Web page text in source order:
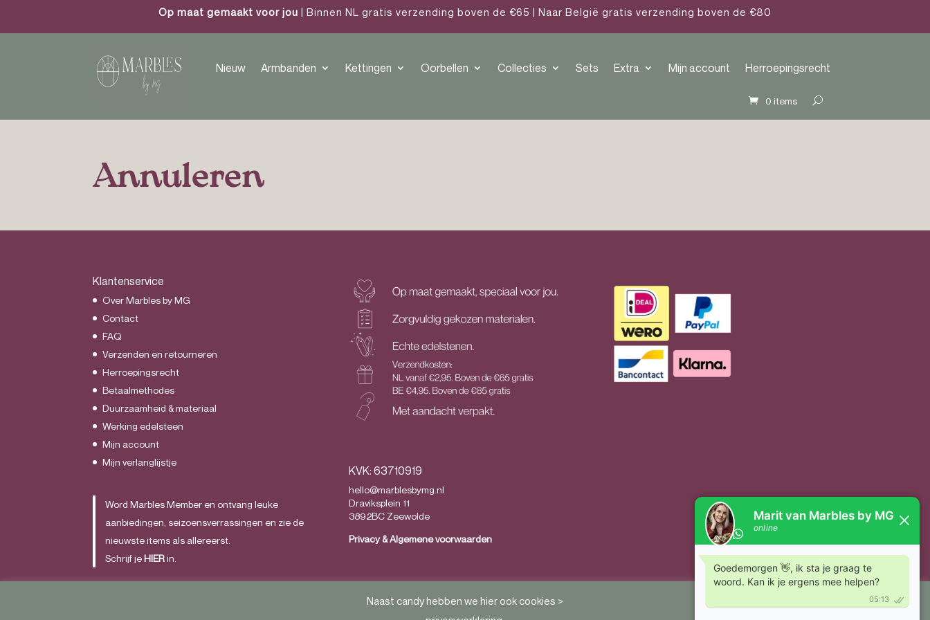
Op maat gemaakt voor jou | Binnen NL gratis verzending boven de €65 | Naar België gratis verzending boven de €80
Nieuw Armbanden Kettingen Oorbellen Collecties Sets Extra Mijn account Herroepingsrecht
0 items
Annuleren
Klantenservice
Over Marbles by MG
Contact
FAQ
Verzenden en retourneren
Herroepingsrecht
Betaalmethodes
Duurzaamheid & materiaal
Werking edelsteen
Mijn account
Mijn verlanglijstje
Word Marbles Member en ontvang leuke
aanbiedingen, seizoensverrassingen en zie de
nieuwste items als allereerst.
Schrijf jeHIERin.
KVK: 63710919
hello@marblesbymg.nl
Draviksplein 11
3892BC Zeewolde
Privacy&Algemene voorwaarden
Naast candy hebben we hier ook cookies >